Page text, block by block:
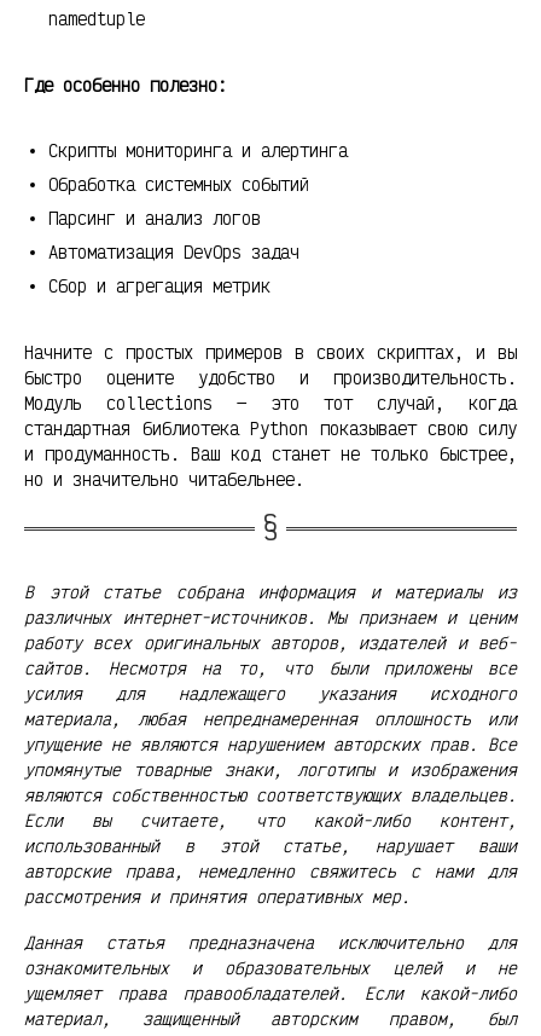
namedtuple
Где особенно полезно:
Скрипты мониторинга и алертинга
Обработка системных событий
Парсинг и анализ логов
Автоматизация DevOps задач
Сбор и агрегация метрик
Начните с простых примеров в своих скриптах, и вы
быстро оцените удобство и производительность.
Модуль collections — это тот случай, когда
стандартная библиотека Python показывает свою силу
и продуманность. Ваш код станет не только быстрее,
но и значительно читабельнее.
В этой статье собрана информация и материалы из
различных интернет-источников. Мы признаем и ценим
работу всех оригинальных авторов, издателей и веб-
сайтов. Несмотря на то, что были приложены все
усилия для надлежащего указания исходного
материала, любая непреднамеренная оплошность или
упущение не являются нарушением авторских прав. Все
упомянутые товарные знаки, логотипы и изображения
являются собственностью соответствующих владельцев.
Если вы считаете, что какой-либо контент,
использованный в этой статье, нарушает ваши
авторские права, немедленно свяжитесь с нами для
рассмотрения и принятия оперативных мер.
Данная статья предназначена исключительно для
ознакомительных и образовательных целей и не
ущемляет права правообладателей. Если какой-либо
материал, защищенный авторским правом, был